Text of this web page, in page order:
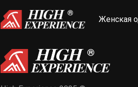
Женская